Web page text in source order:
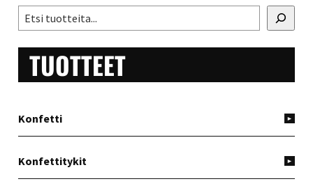
ENSISIJAINEN
SIVUPALKKI
Etsi
TUOTTEET
Konfetti
Konfettitykit